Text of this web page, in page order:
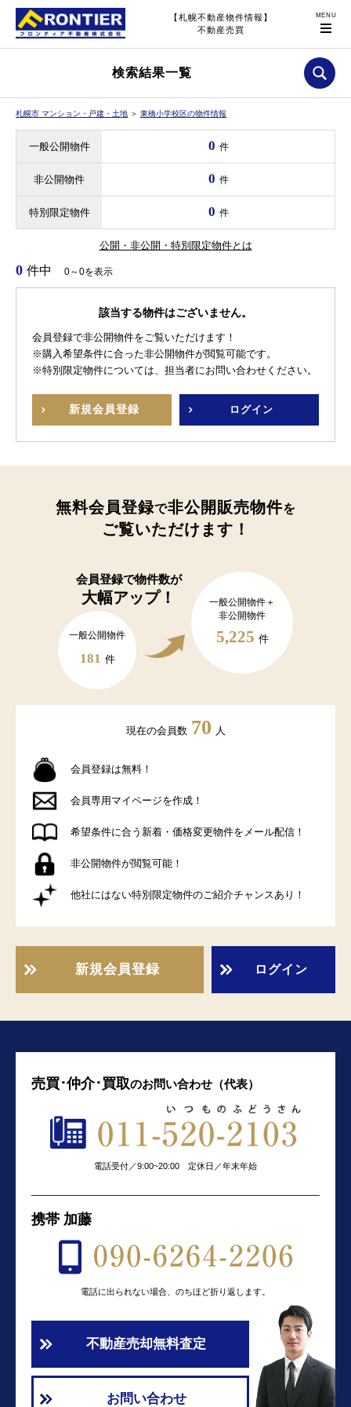
【札幌不動産物件情報】
不動産売買
検索結果一覧
札幌市 マンション・戸建・土地 ＞ 東橋小学校区の物件情報
一般公開物件 0 件
非公開物件 0 件
特別限定物件 0 件
公開・非公開・特別限定物件とは
0 件中 0～0を表示
該当する物件はございません。
会員登録で非公開物件をご覧いただけます！
※購入希望条件に合った非公開物件が閲覧可能です。
※特別限定物件については、担当者にお問い合わせください。
新規会員登録 ログイン
無料会員登録で非公開販売物件を
ご覧いただけます！
会員登録で物件数が
大幅アップ！
一般公開物件
181 件
一般公開物件＋
非公開物件
5,225 件
現在の会員数 70 人
会員登録は無料！
会員専用マイページを作成！
希望条件に合う新着・価格変更物件をメール配信！
非公開物件が閲覧可能！
他社にはない特別限定物件のご紹介チャンスあり！
新規会員登録 ログイン
売買･仲介･買取のお問い合わせ（代表）
電話受付／9:00~20:00 定休日／年末年始
携帯 加藤
電話に出られない場合、のちほど折り返します。
不動産売却無料査定
お問い合わせ